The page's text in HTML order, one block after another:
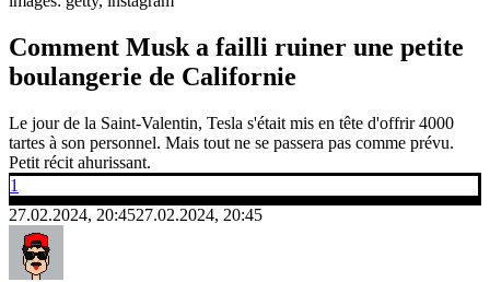
Comment Musk a failli ruiner une petite
boulangerie de Californie
Le jour de la Saint-Valentin, Tesla s'était mis en tête d'offrir 4000
tartes à son personnel. Mais tout ne se passera pas comme prévu.
Petit récit ahurissant.
1
27.02.2024, 20:4527.02.2024, 20:45